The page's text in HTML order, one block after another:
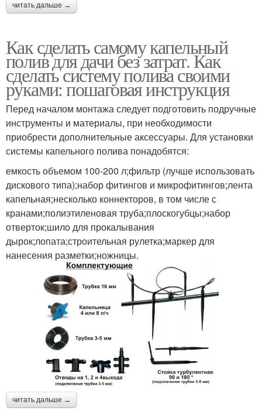
читать дальше →
Как сделать самому капельный
полив для дачи без затрат. Как
сделать систему полива своими
руками: пошаговая инструкция
Перед началом монтажа следует подготовить подручные
инструменты и материалы, при необходимости
приобрести дополнительные аксессуары. Для установки
системы капельного полива понадобятся:
емкость объемом 100-200 л;фильтр (лучше использовать
дискового типа);набор фитингов и микрофитингов;лента
капельная;несколько коннекторов, в том числе с
кранами;полиэтиленовая труба;плоскогубцы;набор
отверток;шило для прокалывания
дырок;лопата;строительная рулетка;маркер для
нанесения разметки;ножницы.
читать дальше →